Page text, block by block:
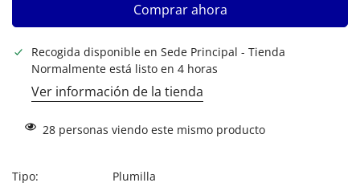
Comprar ahora
Recogida disponible en Sede Principal - Tienda
Normalmente está listo en 4 horas
Ver información de la tienda
28 personas viendo este mismo producto
Tipo:
Plumilla